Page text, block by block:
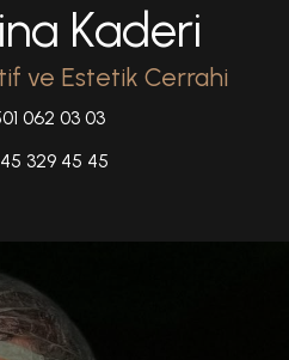
Kaderi
ve Estetik Cerrahi
062 03 03
329 45 45